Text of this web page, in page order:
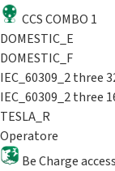
CCS COMBO 1
DOMESTIC_E
DOMESTIC_F
IEC_60309_2 three
IEC_60309_2 three
TESLA_R
Operatore
Be Charge